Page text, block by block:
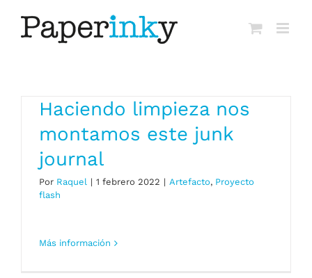
Haciendo limpieza nos
montamos este junk
journal
Por Raquel | 1 febrero 2022 | Artefacto, Proyecto
flash
Más información